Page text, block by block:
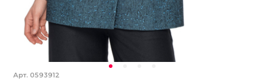
Арт.0593912